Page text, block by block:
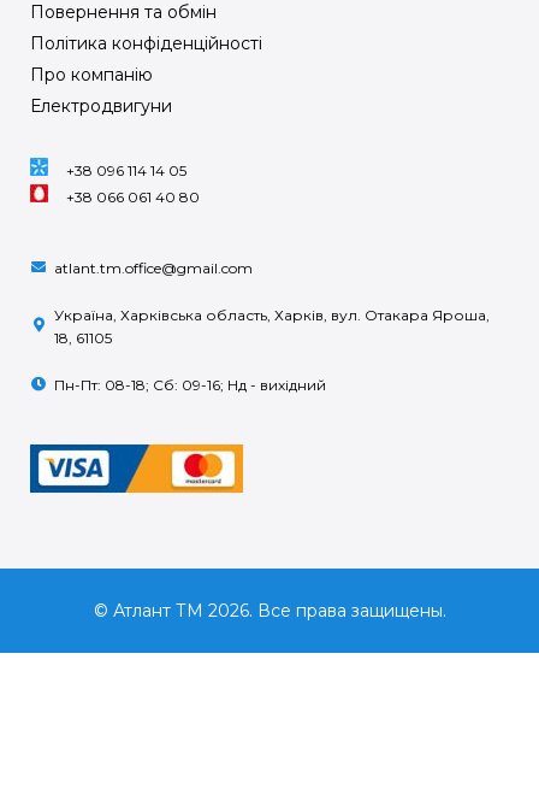
Повернення та обмін
Політика конфіденційності
Про компанію
Електродвигуни
+38 096 114 14 05
+38 066 061 40 80
atlant.tm.office@gmail.com
Україна, Харківська область, Харків, вул. Отакара Яроша,
18, 61105
Пн-Пт: 08-18; Сб: 09-16; Нд - вихідний
© Атлант ТМ 2026. Все права защищены.